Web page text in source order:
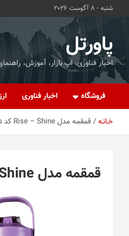
شنبه - 8 آگوست 2026
پاورتل
اخبار فناوری، اپ بازار، آموزش،
فروشگاه اخبار فناوری
خـانـه قمقمه مدل Rise – Shine کد 2135 گنجایش 2 لیتر
قمقمه مدل Rise – Shine کد 2135 گنجایش 2 لیتر